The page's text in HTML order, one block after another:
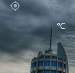
℃